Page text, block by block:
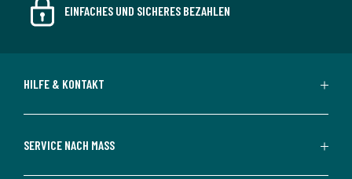
EINFACHES UND SICHERES BEZAHLEN
HILFE & KONTAKT
SERVICE NACH MASS